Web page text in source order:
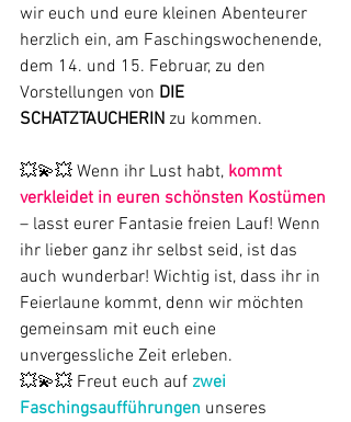
wir euch und eure kleinen Abenteurer
herzlich ein, am Faschingswochenende,
dem 14. und 15. Februar, zu den
Vorstellungen von DIE
SCHATZTAUCHERIN zu kommen.
💥💫💥 Wenn ihr Lust habt, kommt
verkleidet in euren schönsten Kostümen
– lasst eurer Fantasie freien Lauf! Wenn
ihr lieber ganz ihr selbst seid, ist das
auch wunderbar! Wichtig ist, dass ihr in
Feierlaune kommt, denn wir möchten
gemeinsam mit euch eine
unvergessliche Zeit erleben.
💥💫💥 Freut euch auf zwei
Faschingsaufführungen unseres